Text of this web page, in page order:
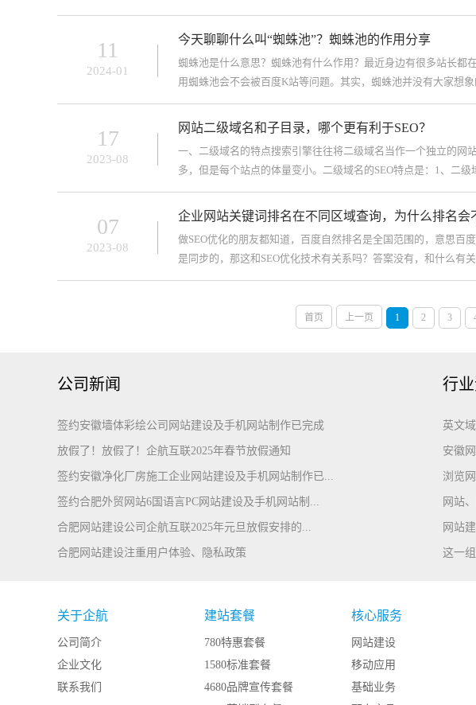
提供周到的售前咨询和
11
2024-01
今天聊聊什么叫“蜘蛛池”？蜘蛛池的作用分享
蜘蛛池是什么意思？蜘蛛池有什么作用？最近身边有很多站长
用蜘蛛池会不会被百度K站等问题。其实，蜘蛛池并没有大家想
到你。 一、蜘蛛池是什么意
17
2023-08
网站二级域名和子目录，哪个更有利于SEO？
一、二级域名的特点搜索引擎往往将二级域名当作一个独立的网
多，但是每个站点的体量变小。二级域名的SEO特点是：1、二
擎来说主题更集中3，相较子目
07
2023-08
企业网站关键词排名在不同区域查询，为什么排名会
做SEO优化的朋友都知道，百度自然排名是全国范围的，意思百
是同步的，那这和SEO优化技术有关系吗？答案没有，和什么
系，百度的读心算法。自然排名按照
首页 上一页 1 2 3
公司新闻
签约安徽墙体彩绘公司网站建设及手机网站制作已完成
放假了！放假了！企航互联2025年春节放假通知
签约安徽净化厂房施工企业网站建设及手机网站制作已...
签约合肥外贸网站6国语言PC网站建设及手机网站制...
合肥网站建设公司企航互联2025年元旦放假安排的...
合肥网站建设注重用户体验、隐私政策
行
英文
安徽
浏览
网站
网站
这一
关于企航
公司简介
企业文化
联系我们
建站套餐
780特惠套餐
1580标准套餐
4680品牌宣传套餐
核心服务
网站建设
移动应用
基础业务